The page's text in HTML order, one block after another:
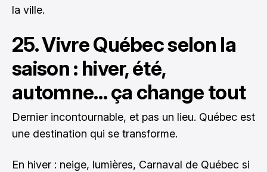
la ville.
25. Vivre Québec selon la
saison : hiver, été,
automne… ça change tout
Dernier incontournable, et pas un lieu. Québec est
une destination qui se transforme.
En hiver : neige, lumières, Carnaval de Québec si